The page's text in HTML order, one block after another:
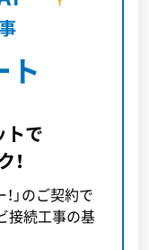
トで
！
」のご契約で
接続工事の基